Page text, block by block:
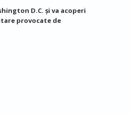
D.C. și va acoperi
provocate de